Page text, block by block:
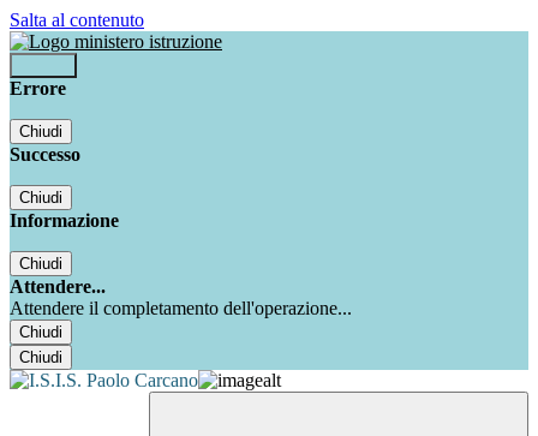
Salta al contenuto
Errore
Chiudi
Successo
Chiudi
Informazione
Chiudi
Attendere...
Attendere il completamento dell'operazione...
Chiudi
Chiudi